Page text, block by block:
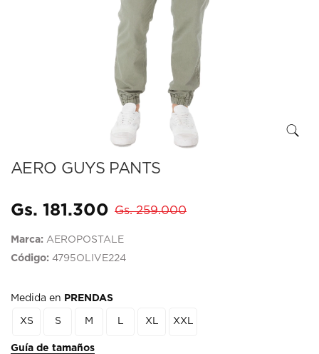
AERO GUYS PANTS
Gs. 181.300 Gs. 259.000
Marca: AEROPOSTALE
Código: 4795OLIVE224
Medida en PRENDAS
XS S M L XL XXL
Guía de tamaños